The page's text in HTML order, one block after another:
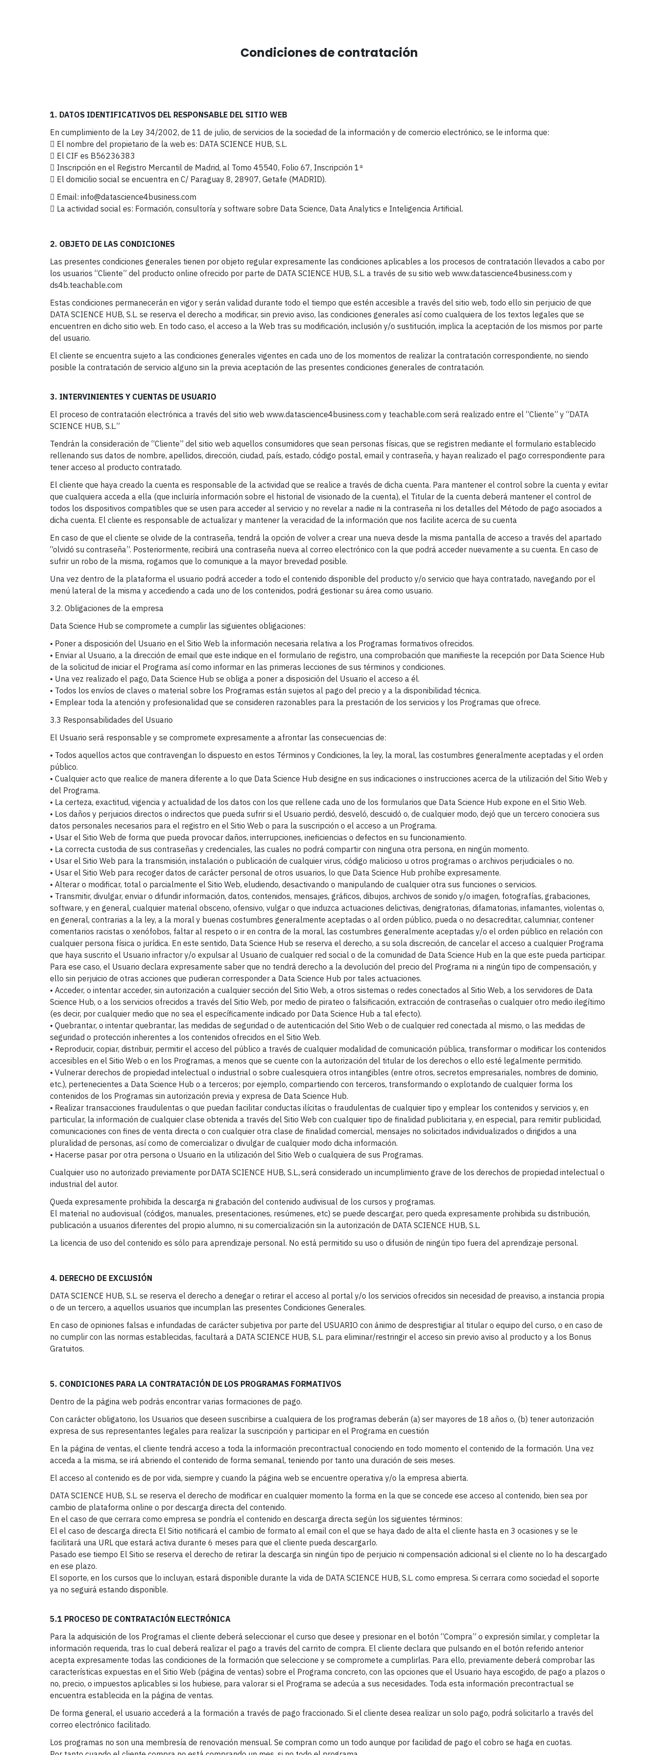
Condiciones de contratación
1. DATOS IDENTIFICATIVOS DEL RESPONSABLE DEL SITIO WEB
En cumplimiento de la Ley 34/2002, de 11 de julio, de servicios de la sociedad de la información y de comercio electrónico, se le informa que:
 El nombre del propietario de la web es: DATA SCIENCE HUB, S.L.
 El CIF es B56236383
 Inscripción en el Registro Mercantil de Madrid, al Tomo 45540, Folio 67, Inscripción 1ª
 El domicilio social se encuentra en C/ Paraguay 8, 28907, Getafe (MADRID).
 Email: info@datascience4business.com
 La actividad social es: Formación, consultoría y software sobre Data Science, Data Analytics e Inteligencia Artificial.
2. OBJETO DE LAS CONDICIONES
Las presentes condiciones generales tienen por objeto regular expresamente las condiciones aplicables a los procesos de contratación llevados a cabo por
los usuarios “Cliente” del producto online ofrecido por parte de DATA SCIENCE HUB, S.L. a través de su sitio web www.datascience4business.com y
ds4b.teachable.com
Estas condiciones permanecerán en vigor y serán validad durante todo el tiempo que estén accesible a través del sitio web, todo ello sin perjuicio de que
DATA SCIENCE HUB, S.L. se reserva el derecho a modificar, sin previo aviso, las condiciones generales así como cualquiera de los textos legales que se
encuentren en dicho sitio web. En todo caso, el acceso a la Web tras su modificación, inclusión y/o sustitución, implica la aceptación de los mismos por parte
del usuario.
El cliente se encuentra sujeto a las condiciones generales vigentes en cada uno de los momentos de realizar la contratación correspondiente, no siendo
posible la contratación de servicio alguno sin la previa aceptación de las presentes condiciones generales de contratación.
3. INTERVINIENTES Y CUENTAS DE USUARIO
El proceso de contratación electrónica a través del sitio web www.datascience4business.com y teachable.com será realizado entre el “Cliente” y “DATA
SCIENCE HUB, S.L.”
Tendrán la consideración de “Cliente” del sitio web aquellos consumidores que sean personas físicas, que se registren mediante el formulario establecido
rellenando sus datos de nombre, apellidos, dirección, ciudad, país, estado, código postal, email y contraseña, y hayan realizado el pago correspondiente para
tener acceso al producto contratado.
El cliente que haya creado la cuenta es responsable de la actividad que se realice a través de dicha cuenta. Para mantener el control sobre la cuenta y evitar
que cualquiera acceda a ella (que incluiría información sobre el historial de visionado de la cuenta), el Titular de la cuenta deberá mantener el control de
todos los dispositivos compatibles que se usen para acceder al servicio y no revelar a nadie ni la contraseña ni los detalles del Método de pago asociados a
dicha cuenta. El cliente es responsable de actualizar y mantener la veracidad de la información que nos facilite acerca de su cuenta
En caso de que el cliente se olvide de la contraseña, tendrá la opción de volver a crear una nueva desde la misma pantalla de acceso a través del apartado
“olvidó su contraseña”. Posteriormente, recibirá una contraseña nueva al correo electrónico con la que podrá acceder nuevamente a su cuenta. En caso de
sufrir un robo de la misma, rogamos que lo comunique a la mayor brevedad posible.
Una vez dentro de la plataforma el usuario podrá acceder a todo el contenido disponible del producto y/o servicio que haya contratado, navegando por el
menú lateral de la misma y accediendo a cada uno de los contenidos, podrá gestionar su área como usuario.
3.2. Obligaciones de la empresa
Data Science Hub se compromete a cumplir las siguientes obligaciones:
• Poner a disposición del Usuario en el Sitio Web la información necesaria relativa a los Programas formativos ofrecidos.
• Enviar al Usuario, a la dirección de email que este indique en el formulario de registro, una comprobación que manifieste la recepción por Data Science Hub
de la solicitud de iniciar el Programa así como informar en las primeras lecciones de sus términos y condiciones.
• Una vez realizado el pago, Data Science Hub se obliga a poner a disposición del Usuario el acceso a él.
• Todos los envíos de claves o material sobre los Programas están sujetos al pago del precio y a la disponibilidad técnica.
• Emplear toda la atención y profesionalidad que se consideren razonables para la prestación de los servicios y los Programas que ofrece.
3.3 Responsabilidades del Usuario
El Usuario será responsable y se compromete expresamente a afrontar las consecuencias de:
• Todos aquellos actos que contravengan lo dispuesto en estos Términos y Condiciones, la ley, la moral, las costumbres generalmente aceptadas y el orden
público.
• Cualquier acto que realice de manera diferente a lo que Data Science Hub designe en sus indicaciones o instrucciones acerca de la utilización del Sitio Web y
del Programa.
• La certeza, exactitud, vigencia y actualidad de los datos con los que rellene cada uno de los formularios que Data Science Hub expone en el Sitio Web.
• Los daños y perjuicios directos o indirectos que pueda sufrir si el Usuario perdió, desveló, descuidó o, de cualquier modo, dejó que un tercero conociera sus
datos personales necesarios para el registro en el Sitio Web o para la suscripción o el acceso a un Programa.
• Usar el Sitio Web de forma que pueda provocar daños, interrupciones, ineficiencias o defectos en su funcionamiento.
• La correcta custodia de sus contraseñas y credenciales, las cuales no podrá compartir con ninguna otra persona, en ningún momento.
• Usar el Sitio Web para la transmisión, instalación o publicación de cualquier virus, código malicioso u otros programas o archivos perjudiciales o no.
• Usar el Sitio Web para recoger datos de carácter personal de otros usuarios, lo que Data Science Hub prohíbe expresamente.
• Alterar o modificar, total o parcialmente el Sitio Web, eludiendo, desactivando o manipulando de cualquier otra sus funciones o servicios.
• Transmitir, divulgar, enviar o difundir información, datos, contenidos, mensajes, gráficos, dibujos, archivos de sonido y/o imagen, fotografías, grabaciones,
software, y en general, cualquier material obsceno, ofensivo, vulgar o que induzca actuaciones delictivas, denigratorias, difamatorias, infamantes, violentas o,
en general, contrarias a la ley, a la moral y buenas costumbres generalmente aceptadas o al orden público, pueda o no desacreditar, calumniar, contener
comentarios racistas o xenófobos, faltar al respeto o ir en contra de la moral, las costumbres generalmente aceptadas y/o el orden público en relación con
cualquier persona física o jurídica. En este sentido, Data Science Hub se reserva el derecho, a su sola discreción, de cancelar el acceso a cualquier Programa
que haya suscrito el Usuario infractor y/o expulsar al Usuario de cualquier red social o de la comunidad de Data Science Hub en la que este pueda participar.
Para ese caso, el Usuario declara expresamente saber que no tendrá derecho a la devolución del precio del Programa ni a ningún tipo de compensación, y
ello sin perjuicio de otras acciones que pudieran corresponder a Data Science Hub por tales actuaciones.
• Acceder, o intentar acceder, sin autorización a cualquier sección del Sitio Web, a otros sistemas o redes conectados al Sitio Web, a los servidores de Data
Science Hub, o a los servicios ofrecidos a través del Sitio Web, por medio de pirateo o falsificación, extracción de contraseñas o cualquier otro medio ilegítimo
(es decir, por cualquier medio que no sea el específicamente indicado por Data Science Hub a tal efecto).
• Quebrantar, o intentar quebrantar, las medidas de seguridad o de autenticación del Sitio Web o de cualquier red conectada al mismo, o las medidas de
seguridad o protección inherentes a los contenidos ofrecidos en el Sitio Web.
• Reproducir, copiar, distribuir, permitir el acceso del público a través de cualquier modalidad de comunicación pública, transformar o modificar los contenidos
accesibles en el Sitio Web o en los Programas, a menos que se cuente con la autorización del titular de los derechos o ello esté legalmente permitido.
• Vulnerar derechos de propiedad intelectual o industrial o sobre cualesquiera otros intangibles (entre otros, secretos empresariales, nombres de dominio,
etc.), pertenecientes a Data Science Hub o a terceros; por ejemplo, compartiendo con terceros, transformando o explotando de cualquier forma los
contenidos de los Programas sin autorización previa y expresa de Data Science Hub.
• Realizar transacciones fraudulentas o que puedan facilitar conductas ilícitas o fraudulentas de cualquier tipo y emplear los contenidos y servicios y, en
particular, la información de cualquier clase obtenida a través del Sitio Web con cualquier tipo de finalidad publicitaria y, en especial, para remitir publicidad,
comunicaciones con fines de venta directa o con cualquier otra clase de finalidad comercial, mensajes no solicitados individualizados o dirigidos a una
pluralidad de personas, así como de comercializar o divulgar de cualquier modo dicha información.
• Hacerse pasar por otra persona o Usuario en la utilización del Sitio Web o cualquiera de sus Programas.
Cualquier uso no autorizado previamente por DATA SCIENCE HUB, S.L., será considerado un incumplimiento grave de los derechos de propiedad intelectual o
industrial del autor.
Queda expresamente prohibida la descarga ni grabación del contenido audivisual de los cursos y programas.
El material no audiovisual (códigos, manuales, presentaciones, resúmenes, etc) se puede descargar, pero queda expresamente prohibida su distribución,
publicación a usuarios diferentes del propio alumno, ni su comercialización sin la autorización de DATA SCIENCE HUB, S.L.
La licencia de uso del contenido es sólo para aprendizaje personal. No está permitido su uso o difusión de ningún tipo fuera del aprendizaje personal.
4. DERECHO DE EXCLUSIÓN
DATA SCIENCE HUB, S.L. se reserva el derecho a denegar o retirar el acceso al portal y/o los servicios ofrecidos sin necesidad de preaviso, a instancia propia
o de un tercero, a aquellos usuarios que incumplan las presentes Condiciones Generales.
En caso de opiniones falsas e infundadas de carácter subjetiva por parte del USUARIO con ánimo de desprestigiar al titular o equipo del curso, o en caso de
no cumplir con las normas establecidas, facultará a DATA SCIENCE HUB, S.L. para eliminar/restringir el acceso sin previo aviso al producto y a los Bonus
Gratuitos.
5. CONDICIONES PARA LA CONTRATACIÓN DE LOS PROGRAMAS FORMATIVOS
Dentro de la página web podrás encontrar varias formaciones de pago.
Con carácter obligatorio, los Usuarios que deseen suscribirse a cualquiera de los programas deberán (a) ser mayores de 18 años o, (b) tener autorización
expresa de sus representantes legales para realizar la suscripción y participar en el Programa en cuestión
En la página de ventas, el cliente tendrá acceso a toda la información precontractual conociendo en todo momento el contenido de la formación. Una vez
acceda a la misma, se irá abriendo el contenido de forma semanal, teniendo por tanto una duración de seis meses.
El acceso al contenido es de por vida, siempre y cuando la página web se encuentre operativa y/o la empresa abierta.
DATA SCIENCE HUB, S.L. se reserva el derecho de modificar en cualquier momento la forma en la que se concede ese acceso al contenido, bien sea por
cambio de plataforma online o por descarga directa del contenido.
En el caso de que cerrara como empresa se pondría el contenido en descarga directa según los siguientes términos:
El el caso de descarga directa El Sitio notificará el cambio de formato al email con el que se haya dado de alta el cliente hasta en 3 ocasiones y se le
facilitará una URL que estará activa durante 6 meses para que el cliente pueda descargarlo.
Pasado ese tiempo El Sitio se reserva el derecho de retirar la descarga sin ningún tipo de perjuicio ni compensación adicional si el cliente no lo ha descargado
en ese plazo.
El soporte, en los cursos que lo incluyan, estará disponible durante la vida de DATA SCIENCE HUB, S.L. como empresa. Si cerrara como sociedad el soporte
ya no seguirá estando disponible.
5.1 PROCESO DE CONTRATACIÓN ELECTRÓNICA
Para la adquisición de los Programas el cliente deberá seleccionar el curso que desee y presionar en el botón “Compra” o expresión similar, y completar la
información requerida, tras lo cual deberá realizar el pago a través del carrito de compra. El cliente declara que pulsando en el botón referido anterior
acepta expresamente todas las condiciones de la formación que seleccione y se compromete a cumplirlas. Para ello, previamente deberá comprobar las
características expuestas en el Sitio Web (página de ventas) sobre el Programa concreto, con las opciones que el Usuario haya escogido, de pago a plazos o
no, precio, o impuestos aplicables si los hubiese, para valorar si el Programa se adecúa a sus necesidades. Toda esta información precontractual se
encuentra establecida en la página de ventas.
De forma general, el usuario accederá a la formación a través de pago fraccionado. Si el cliente desea realizar un solo pago, podrá solicitarlo a través del
correo electrónico facilitado.
Los programas no son una membresía de renovación mensual. Se compran como un todo aunque por facilidad de pago el cobro se haga en cuotas.